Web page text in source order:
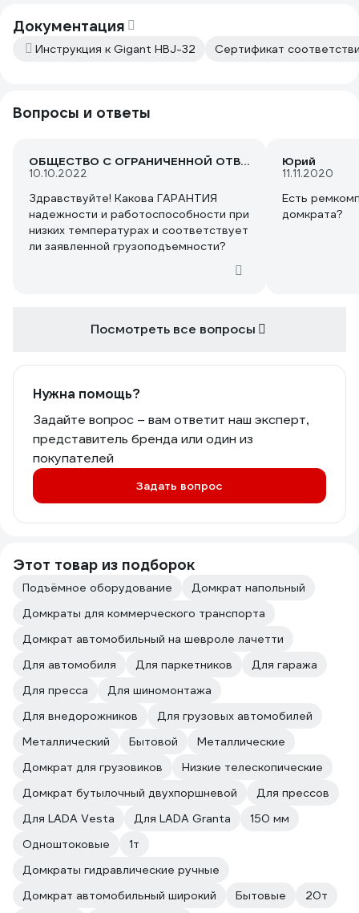
гештальт
Документация
Инструкция к Gigant HBJ-32 Сертификат
Вопросы и ответы
ОБЩЕСТВО С ОГРАНИЧЕННОЙ ОТВЕТСТВЕННОСТЬЮ "РЕМПРИЦЕПКОМПЛЕКТ"
10.10.2022
Здравствуйте! Какова ГАРАНТИЯ
надежности и работоспособности при
низких температурах и соответствует
ли заявленной грузоподъемности?
Юрий
11.11.2020
Есть
домкрата?
Посмотреть все вопросы
Нужна помощь?
Задайте вопрос – вам ответит наш эксперт,
представитель бренда или один из
покупателей
Задать вопрос
Этот товар из подборок
Подъёмное оборудование
Домкрат напольный
Домкраты для коммерческого транспорта
Домкрат автомобильный на шевроле лачетти
Для автомобиля
Для паркетников
Для гаража
Для пресса
Для шиномонтажа
Для внедорожников
Для грузовых автомобилей
Металлический
Бытовой
Металлические
Домкрат для грузовиков
Низкие телескопические
Домкрат бутылочный двухпоршневой
Для прессов
Для LADA Vesta
Для LADA Granta
150 мм
Одноштоковые
1т
Домкраты гидравлические ручные
Домкрат автомобильный широкий
Бытовые
20т